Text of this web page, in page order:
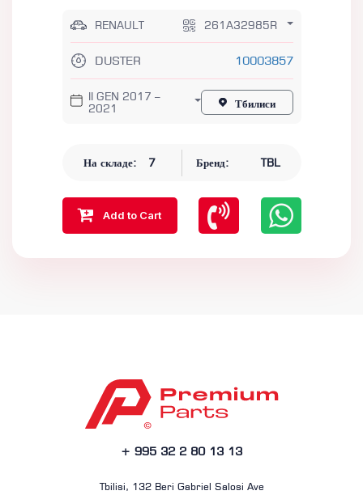
RENAULT 261A32985R
DUSTER 10003857
II GEN 2017 –
2021
Тбилиси
На складе: 7 Бренд: TBL
Add to Cart
+ 995 32 2 80 13 13
Tbilisi, 132 Beri Gabriel Salosi Ave